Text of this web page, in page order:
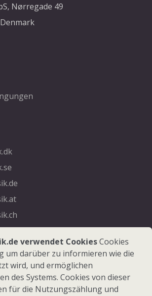
Nørregade 49
verwendet CookiesCookies
um darüber zu informieren wie die
wird, und ermöglichen
des Systems. Cookies von dieser
für die Nutzungszählung und